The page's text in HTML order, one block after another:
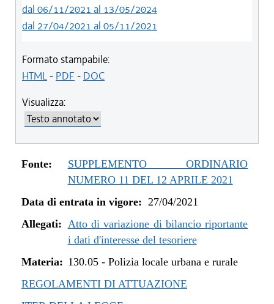
dal 06/11/2021 al 13/05/2024
dal 27/04/2021 al 05/11/2021
Formato stampabile:
HTML- PDF - DOC
Visualizza:
Fonte:
SUPPLEMENTO ORDINARIO
NUMERO 11 DEL 12 APRILE 2021
Data di entrata in vigore: 27/04/2021
Allegati: Atto di variazione di bilancio riportante
i dati d'interesse del tesoriere
Materia: 130.05- Polizia locale urbana e rurale
REGOLAMENTI DI ATTUAZIONE